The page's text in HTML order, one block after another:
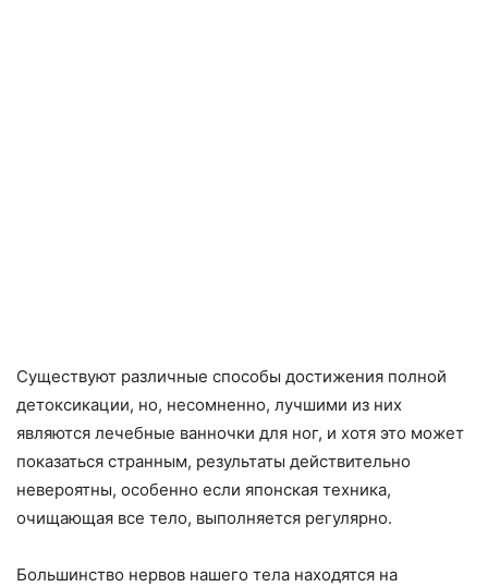
Существуют различные способы достижения полной
детоксикации, но, несомненно, лучшими из них
являются лечебные ванночки для ног, и хотя это может
показаться странным, результаты действительно
невероятны, особенно если японская техника,
очищающая все тело, выполняется регулярно.
Большинство нервов нашего тела находятся на